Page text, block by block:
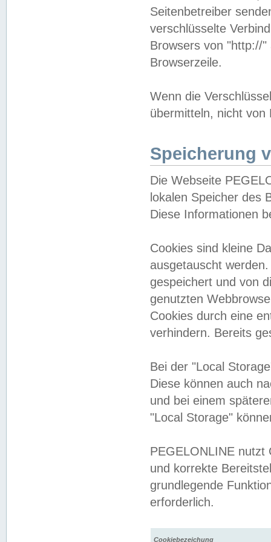
Seitenbetreiber
verschlüsselte
Browsers von "http://
Browserzeile.
Wenn die
übermitteln, nicht von
Speicherung
Die Webseite
lokalen Speicher des
Diese Informationen
Cookies sind kleine
ausgetauscht
gespeichert und von
genutzten
Cookies durch eine
verhindern. Bereits
Bei der "Local
Diese können auch
und bei einem
"Local Storage"
PEGELONLINE nutzt
und korrekte
grundlegende
erforderlich.
Cookiebezeichung